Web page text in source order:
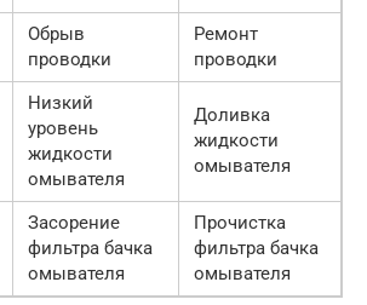
Обрыв
проводки
Ремонт
проводки
Низкий
уровень
жидкости
омывателя
Доливка
жидкости
омывателя
Засорение
фильтра бачка
омывателя
Прочистка
фильтра бачка
омывателя